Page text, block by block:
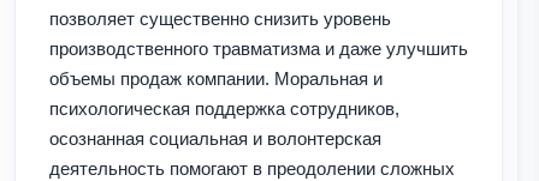
позволяет существенно снизить уровень
производственного травматизма и даже улучшить
объемы продаж компании. Моральная и
психологическая поддержка сотрудников,
осознанная социальная и волонтерская
деятельность помогают в преодолении сложных